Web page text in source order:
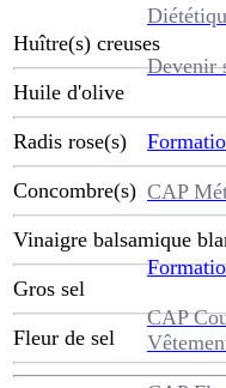
Devenir
CAP
CAP
Huître(s) creuses
Huile d'olive
Radis rose(s)
Concombre(s)
Vinaigre balsamique
Gros sel
Fleur de sel